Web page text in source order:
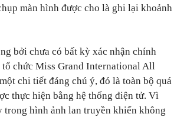
màn hình được cho là ghi lại khoảnh
bởi chưa có bất kỳ xác nhận chính
chức Miss Grand International All
chi tiết đáng chú ý, đó là toàn bộ quá
thực hiện bằng hệ thống điện tử. Vì
trong hình ảnh lan truyền khiến không